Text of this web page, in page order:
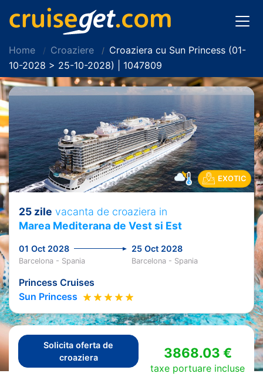
Home Croaziere
Croaziera cu Sun Princess (01-
10-2028 > 25-10-2028) | 1047809
EXOTIC
25 zile vacanta de croaziera in
Marea Mediterana de Vest si Est
01 Oct 2028 25 Oct 2028
Barcelona - Spania Barcelona - Spania
Princess Cruises
Sun Princess
Solicita oferta de
croaziera
3868.03 €
taxe portuare incluse